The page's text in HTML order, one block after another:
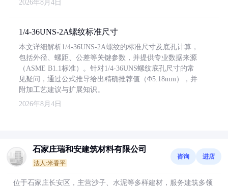
2026年8月4日
1/4-36UNS-2A螺纹标准尺寸
本文详细解析1/4-36UNS-2A螺纹的标准尺寸及底孔计算，
包括外径、螺距、公差等关键参数，并提供专业数据来源
（ASME B1.1标准）。针对1/4-36UNS螺纹底孔尺寸的常
见疑问，通过公式推导给出精确推荐值（Φ5.18mm），并
附加工艺建议与扩展知识。
2026年8月4日
石家庄瑞和安建筑材料有限公司
法人:米香平
咨询 进店
位于石家庄长安区，主营沙子、水泥等多样建材，服务建筑多领